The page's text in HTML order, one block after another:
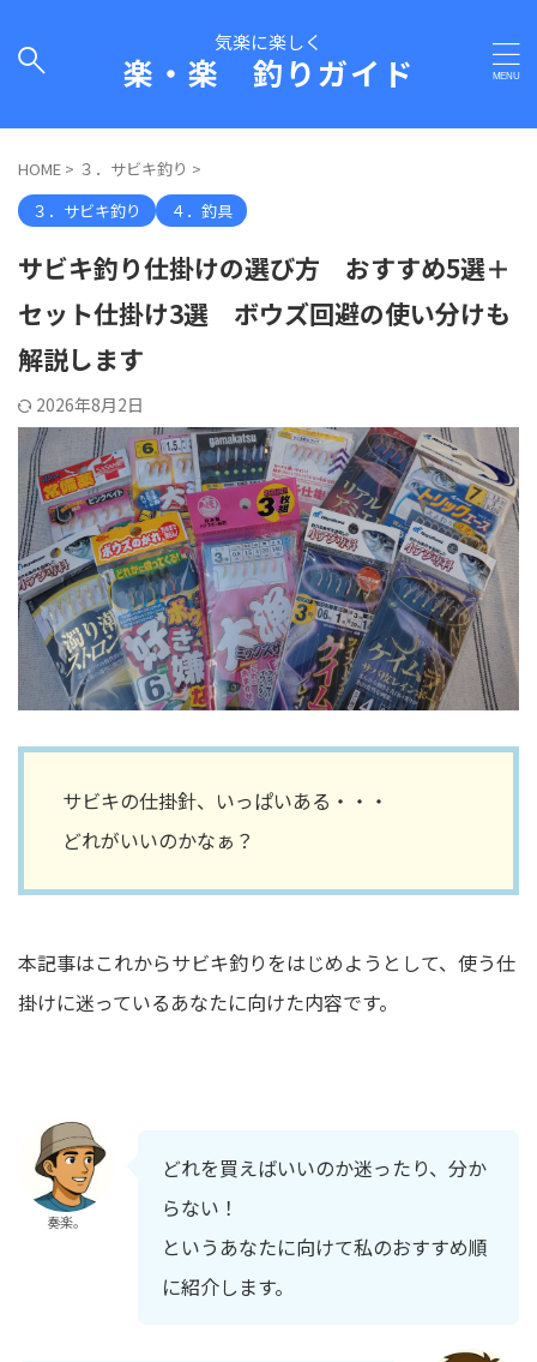
気楽に楽しく
楽・楽 釣りガイド
HOME > ３．サビキ釣り >
３．サビキ釣り
４．釣具
サビキ釣り仕掛けの選び方 おすすめ5選＋
セット仕掛け3選 ボウズ回避の使い分けも
解説します
2026年8月2日
サビキの仕掛針、いっぱいある・・・
どれがいいのかなぁ？
本記事はこれからサビキ釣りをはじめようとして、使う仕
掛けに迷っているあなたに向けた内容です。
奏楽。
どれを買えばいいのか迷ったり、分か
らない！
というあなたに向けて私のおすすめ順
に紹介します。